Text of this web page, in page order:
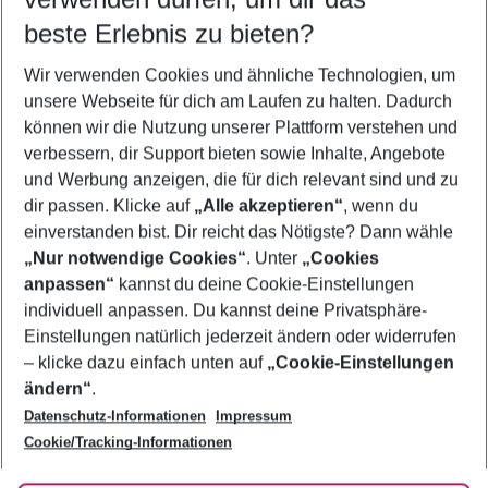
5-8 Nächte
2 Erwachsene Keine Kinder
Mehr Filter anzeigen
Footer
Footer navigation
Über uns
AGB
Bestpreisgarantie
Cookie-Einstellungen ändern
Cookie-Richtlinie
Agenturbetreuung
Barrierefreies Reisen
Folge uns
beste Erlebnis zu bieten?
Wir verwenden Cookies und ähnliche Technologien, um
unsere Webseite für dich am Laufen zu halten. Dadurch
können wir die Nutzung unserer Plattform verstehen und
verbessern, dir Support bieten sowie Inhalte, Angebote
und Werbung anzeigen, die für dich relevant sind und zu
dir passen. Klicke auf „Alle akzeptieren“, wenn du
einverstanden bist. Dir reicht das Nötigste? Dann wähle
„Nur notwendige Cookies“. Unter „Cookies
anpassen“ kannst du deine Cookie-Einstellungen
individuell anpassen. Du kannst deine Privatsphäre-
Einstellungen natürlich jederzeit ändern oder widerrufen
– klicke dazu einfach unten auf „Cookie-Einstellungen
ändern“.
Datenschutz-Informationen
Impressum
Cookie/Tracking-Informationen